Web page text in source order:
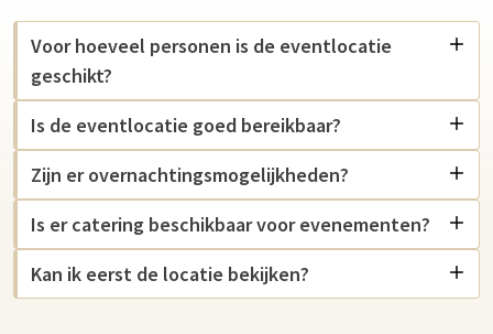
Voor hoeveel personen is de eventlocatie
geschikt?
Is de eventlocatie goed bereikbaar?
Zijn er overnachtingsmogelijkheden?
Is er catering beschikbaar voor evenementen?
Kan ik eerst de locatie bekijken?